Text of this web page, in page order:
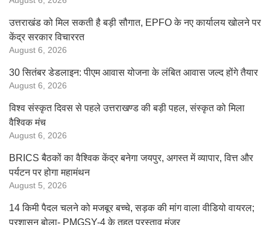
उत्तराखंड को मिल सकती है बड़ी सौगात, EPFO के नए कार्यालय खोलने पर
केंद्र सरकार विचाररत
August 6, 2026
30 सितंबर डेडलाइन: पीएम आवास योजना के लंबित आवास जल्द होंगे तैयार
August 6, 2026
विश्व संस्कृत दिवस से पहले उत्तराखण्ड की बड़ी पहल, संस्कृत को मिला
वैश्विक मंच
August 6, 2026
BRICS बैठकों का वैश्विक केंद्र बनेगा जयपुर, अगस्त में व्यापार, वित्त और
पर्यटन पर होगा महामंथन
August 5, 2026
14 किमी पैदल चलने को मजबूर बच्चे, सड़क की मांग वाला वीडियो वायरल;
प्रशासन बोला- PMGSY-4 के तहत प्रस्ताव मंजूर